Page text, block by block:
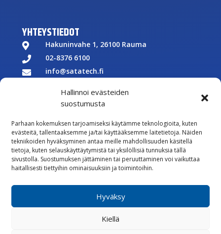
Hallinnoi evästeiden
suostumusta
Parhaan kokemuksen tarjoamiseksi käytämme teknologioita, kuten
evästeitä, tallentaaksemme ja/tai käyttääksemme laitetietoja. Näiden
tekniikoiden hyväksyminen antaa meille mahdollisuuden käsitellä
tietoja, kuten selauskäyttäytymistä tai yksilöllisiä tunnuksia tällä
sivustolla. Suostumuksen jättäminen tai peruuttaminen voi vaikuttaa
haitallisesti tiettyihin ominaisuuksiin ja toimintoihin.
Hyväksy
Kiellä
YHTEYSTIEDOT
 Hakuninvahe 1, 26100 Rauma
 02-8376 6100
 info@satatech.fi
Y-tunnus: 2575266-3
 Töihin meille
 Lähetä meille palautetta
 Seuraa meitä Facebookissa
Vastuullisuus